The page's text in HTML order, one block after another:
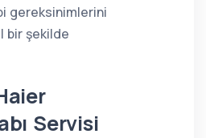
gereksinimlerini
bir şekilde
Servisi